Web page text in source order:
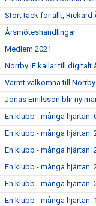
Stort tack för allt, Rickard
Årsmöteshandlingar
Medlem 2021
Norrby IF kallar till digitalt
Varmt välkomna till
Jonas Emilsson blir ny
En klubb - många hjärtan:
En klubb - många hjärtan:
En klubb - många hjärtan:
En klubb - många hjärtan:
En klubb - många hjärtan:
En klubb - många hjärtan: